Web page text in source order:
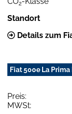
2
Standort
Details zum
Fiat 500e La
Preis:
MWSt: